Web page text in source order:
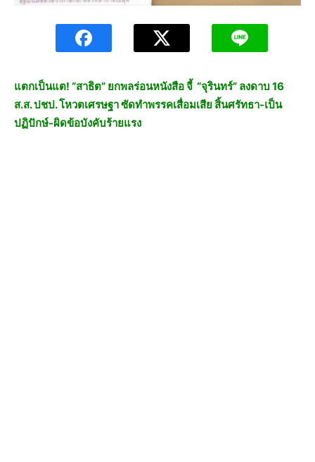
แตกเป็นแต! “สาธิต” ยกพลร่อนหนังสือ จี้ “จุรินทร์” ลงดาบ 16
ส.ส. ปชป. โหวตเศรษฐา ซัดทำพรรคเสื่อมเสีย สิ้นศรัทธา-เป็น
ปฏิปักษ์-ผิดข้อบังคับร้ายแรง